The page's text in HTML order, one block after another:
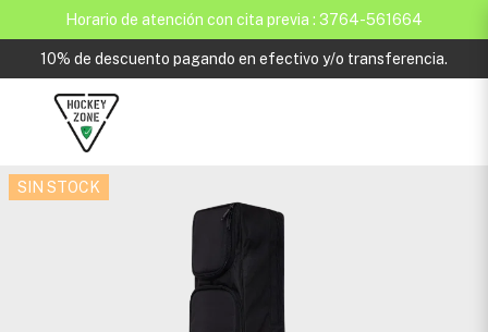
Horario de atención con cita previa : 3764-561664
10% de descuento pagando en efectivo y/o transferencia.
SIN STOCK